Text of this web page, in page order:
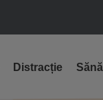
Distracție